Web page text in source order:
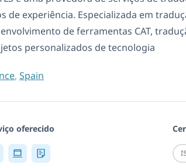
de experiência. Especializada em
de ferramentas CAT,
personalizados de tecnologia
,Spain
oferecido